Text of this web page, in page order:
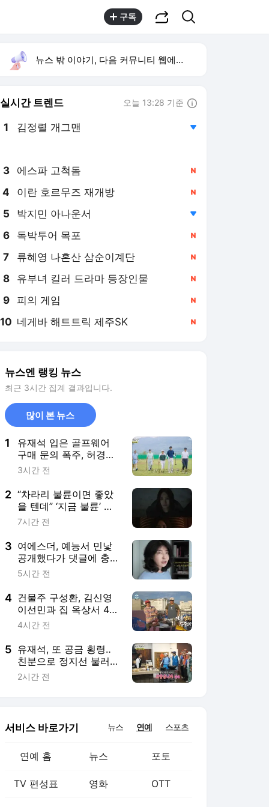
구독
뉴스 밖 이야기, 다음 커뮤니티 웹에서 보기
실시간 트렌드 오늘 13:28 기준
1 김정렬 개그맨
3 에스파 고척돔
4 이란 호르무즈 재개방
5 박지민 아나운서
6 독박투어 목포
7 류혜영 나혼산 삼순이계단
8 유부녀 킬러 드라마 등장인물
9 피의 게임
10 네게바 해트트릭 제주SK
뉴스엔 랭킹 뉴스
최근 3시간 집계 결과입니다.
많이 본 뉴스
1
유재석 입은 골프웨어
구매 문의 폭주, 허경환
하하 옆에 있었을 뿐인
3시간 전
2 “차라리 불륜이면 좋았
을 텐데” ‘지금 불륜’ 김
혜수, 시체 처리반 된 인
7시간 전
3 여에스더, 예능서 민낯
공개했다가 댓글에 충격
“눈 왜 저렇게 처졌냐
5시간 전
4 건물주 구성환, 김신영
이선민과 집 옥상서 41
만원 한우 파티 “화력이
4시간 전
5 유재석, 또 공금 횡령‥
친분으로 정지선 불러놓
고 남은 회비 꿀꺽(놀뭐)
2시간 전
서비스 바로가기 뉴스 연예 스포츠
연예 홈 뉴스 포토
TV 편성표 영화 OTT